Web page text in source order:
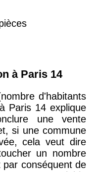
à Paris 14
d'habitants
Paris 14 explique
une vente
si une commune
cela veut dire
un nombre
conséquent de